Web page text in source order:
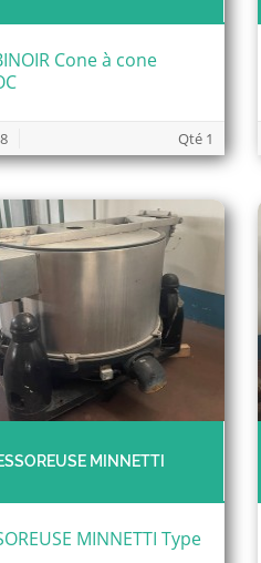
Cone à cone
Qté 1
MINNETTI
MINNETTI Type